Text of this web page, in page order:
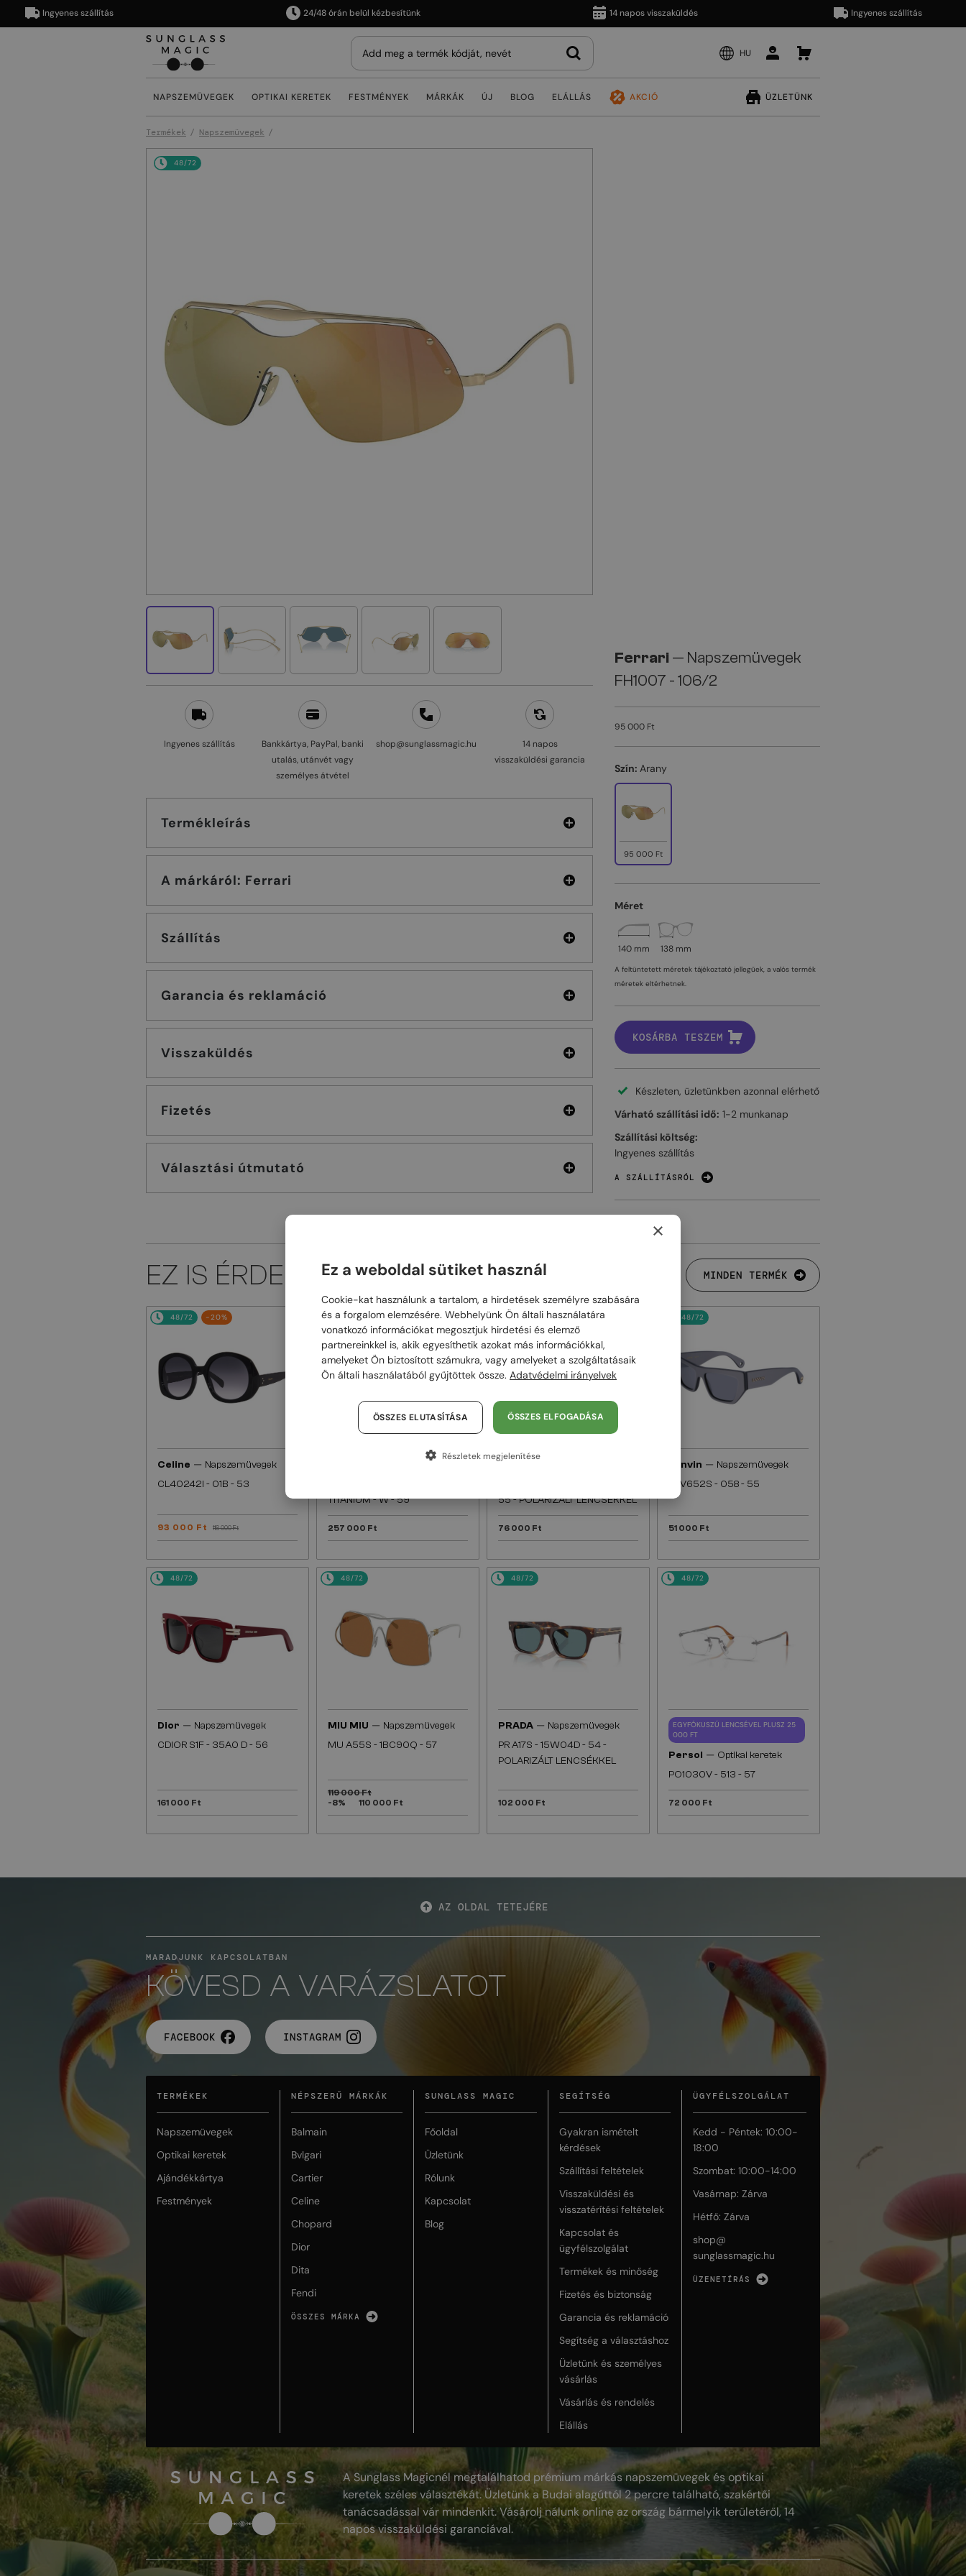
Ingyenes szállítás 24/48 órán belül kézbesítünk 14 napos visszaküldés Ingyenes szállítás
HU
NAPSZEMÜVEGEK OPTIKAI KERETEK FESTMÉNYEK MÁRKÁK ÚJ BLOG ELÁLLÁS AKCIÓ ÜZLETÜNK
Termékek Napszemüvegek
48/72
Ingyenes szállítás
Bankkártya, PayPal, banki
utalás, utánvét vagy
személyes átvétel
shop@sunglassmagic.hu
14 napos
visszaküldési garancia
Termékleírás
A márkáról: Ferrari
Szállítás
Garancia és reklamáció
Visszaküldés
Fizetés
Választási útmutató
Ferrari— Napszemüvegek
FH1007 - 106/2
95 000 Ft
Szín: Arany
95 000 Ft
Méret
140 mm 138 mm
A feltüntetett méretek tájékoztató jellegűek, a valós termék
méretek eltérhetnek.
KOSÁRBA TESZEM
Készleten, üzletünkben azonnal elérhető
Várható szállítási idő: 1-2 munkanap
Szállítási költség:
Ingyenes szállítás
A SZÁLLÍTÁSRÓL
EZ IS ÉRDEKELHET MINDEN TERMÉK
48/72 -20%
Celine — Napszemüvegek
CL40242I - 01B - 53
93 000 Ft 116 000 Ft
48/72
TITANIUM - W - 59
257 000 Ft
48/72
Maui Jim
55 - POLARIZÁLT LENCSÉKKEL
76 000 Ft
48/72
Lanvin — Napszemüvegek
LNV652S - 058 - 55
51 000 Ft
48/72
Dior — Napszemüvegek
CDIOR S1F - 35A0 D - 56
161 000 Ft
48/72
MIU MIU — Napszemüvegek
MU A55S - ​1BC90Q - ​57
119 000 Ft
-8%
110 000 Ft
48/72
PRADA — Napszemüvegek
PR A17S - 15W04D - 54 -
POLARIZÁLT LENCSÉKKEL
102 000 Ft
48/72
EGYFÓKUSZÚ LENCSÉVEL PLUSZ 25
000 FT
Persol — Optikai keretek
PO1030V - 513 - 57
72 000 Ft
AZ OLDAL TETEJÉRE
MARADJUNK KAPCSOLATBAN
KÖVESD A VARÁZSLATOT
FACEBOOK INSTAGRAM
TERMÉKEK
Napszemüvegek
Optikai keretek
Ajándékkártya
Festmények
NÉPSZERŰ MÁRKÁK
Balmain
Bvlgari
Cartier
Celine
Chopard
Dior
Dita
Fendi
ÖSSZES MÁRKA
SUNGLASS MAGIC
Főoldal
Üzletünk
Rólunk
Kapcsolat
Blog
SEGÍTSÉG
Gyakran ismételt
kérdések
Szállítási feltételek
Visszaküldési és
visszatérítési feltételek
Kapcsolat és
ügyfélszolgálat
Termékek és minőség
Fizetés és biztonság
Garancia és reklamáció
Segítség a választáshoz
Üzletünk és személyes
vásárlás
Vásárlás és rendelés
Elállás
ÜGYFÉLSZOLGÁLAT
Kedd - Péntek: 10:00-
18:00
Szombat: 10:00-14:00
Vasárnap: Zárva
Hétfő: Zárva
shop@
sunglassmagic.hu
ÜZENETÍRÁS
A Sunglass Magicnél megtalálhatod prémium márkás napszemüvegek és optikai
keretek széles választékát. Üzletünk a Budai alagúttól 2 percre található, szakértői
tanácsadással vár mindenkit. Vásárolj nálunk online az ország bármelyik területéről, 14
napos visszaküldési garanciával.
×
Ez a weboldal sütiket használ
Cookie-kat használunk a tartalom, a hirdetések személyre szabására
és a forgalom elemzésére. Webhelyünk Ön általi használatára
vonatkozó információkat megosztjuk hirdetési és elemző
partnereinkkel is, akik egyesíthetik azokat más információkkal,
amelyeket Ön biztosított számukra, vagy amelyeket a szolgáltatásaik
Ön általi használatából gyűjtöttek össze. Adatvédelmi irányelvek
ÖSSZES ELFOGADÁSA
ÖSSZES ELUTASÍTÁSA
Részletek megjelenítése